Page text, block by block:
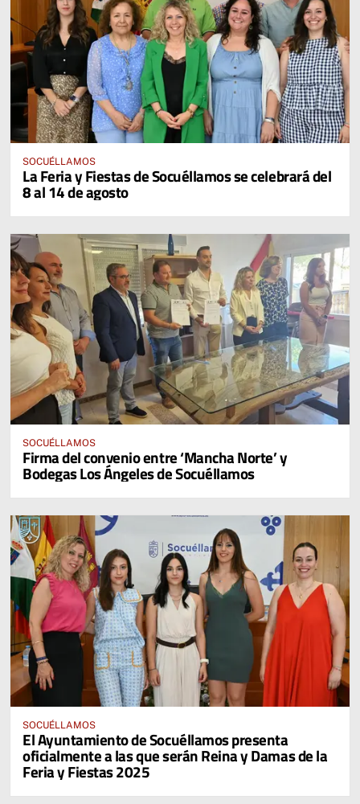
SOCUÉLLAMOS
La Feria y Fiestas de Socuéllamos se celebrará del
8 al 14 de agosto
SOCUÉLLAMOS
Firma del convenio entre ‘Mancha Norte’ y
Bodegas Los Ángeles de Socuéllamos
SOCUÉLLAMOS
El Ayuntamiento de Socuéllamos presenta
oficialmente a las que serán Reina y Damas de la
Feria y Fiestas 2025